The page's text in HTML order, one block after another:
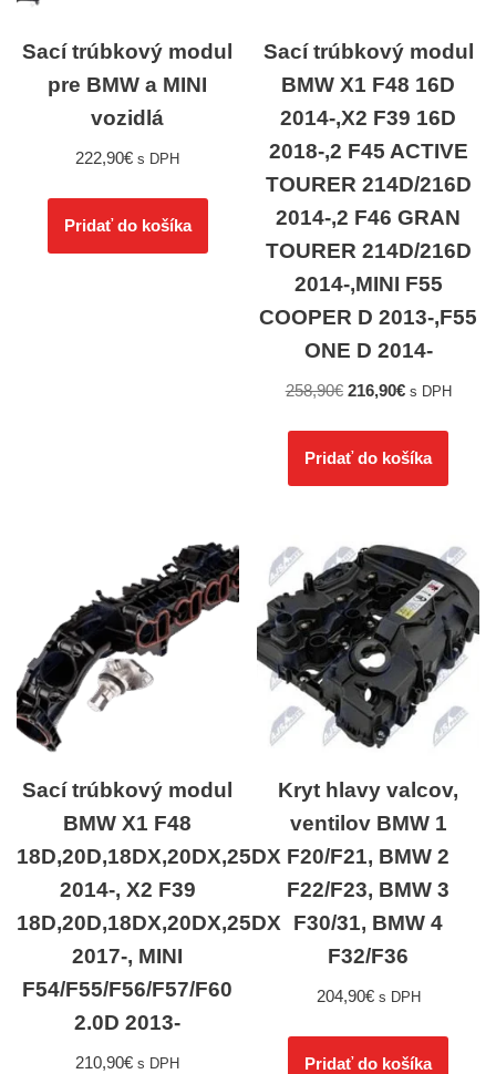
Sací trúbkový modul
pre BMW a MINI
vozidlá
222,90€ s DPH
Pridať do košíka
Sací trúbkový modul
BMW X1 F48 16D
2014-,X2 F39 16D
2018-,2 F45 ACTIVE
TOURER 214D/216D
2014-,2 F46 GRAN
TOURER 214D/216D
2014-,MINI F55
COOPER D 2013-,F55
ONE D 2014-
258,90€ 216,90€ s DPH
Pridať do košíka
Sací trúbkový modul
BMW X1 F48
18D,20D,18DX,20DX,25DX
2014-, X2 F39
18D,20D,18DX,20DX,25DX
2017-, MINI
F54/F55/F56/F57/F60
2.0D 2013-
210,90€ s DPH
Kryt hlavy valcov,
ventilov BMW 1
F20/F21, BMW 2
F22/F23, BMW 3
F30/31, BMW 4
F32/F36
204,90€ s DPH
Pridať do košíka